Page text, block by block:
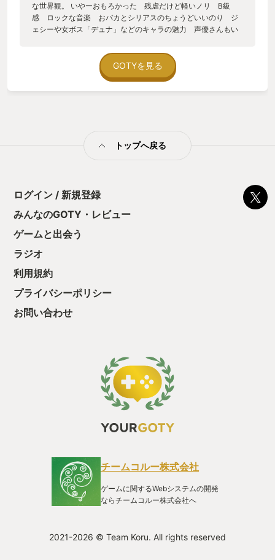
な世界観。 いやーおもろかった 残虐だけど軽いノリ B級
感 ロックな音楽 おバカとシリアスのちょうどいいのり ジ
ェシーや女ボス「デュナ」などのキャラの魅力 声優さんもい
さ クラフト用の道具の面白さ ビジュアルの絵のタッチもい
い 残虐さ バトルの爽快さもいい ３０時間でサブクエスト
すべてクリア スキルも全部取得 面白い！！ 分かりやすい
でいい とにかく全ての点でツボにはまったゲームでしたもっ
GOTYを見る
トップへ戻る
ログイン / 新規登録
みんなのGOTY・レビュー
ゲームと出会う
ラジオ
利用規約
プライバシーポリシー
お問い合わせ
チームコルー株式会社
ゲームに関するWebシステムの開発
ならチームコルー株式会社へ
2021-2026 © Team Koru. All rights reserved